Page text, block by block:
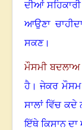
ਦੀਆਂ
ਆਉਣਾ
ਸਕਣ।
ਮੌਸਮੀ ਬਦਲਾਅ
ਹੈ। ਜੇਕਰ ਮੌਸਮ
ਸਾਲਾਂ ਵਿੱਚ
ਇੱਥੇ ਕਿਸਾਨ